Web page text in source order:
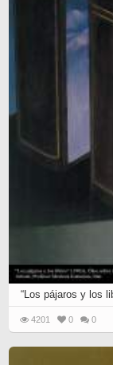
“Los pájaros y los
4201 0 0